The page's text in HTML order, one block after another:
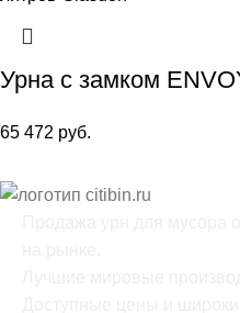
Урна с замком
65 472 руб.